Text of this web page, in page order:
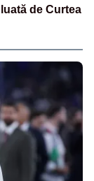
de Curtea